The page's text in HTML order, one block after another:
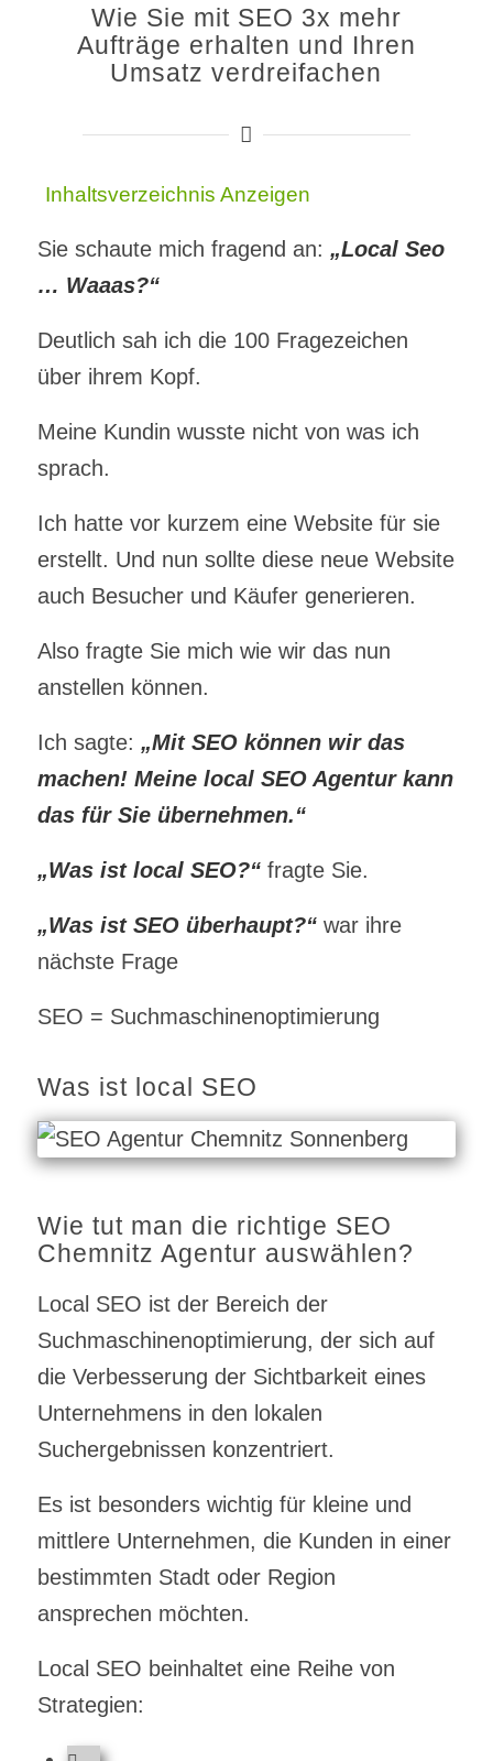
Wie Sie mit SEO 3x mehr
Aufträge erhalten und Ihren
Umsatz verdreifachen
Inhaltsverzeichnis Anzeigen
Sie schaute mich fragend an: „Local Seo
… Waaas?“
Deutlich sah ich die 100 Fragezeichen
über ihrem Kopf.
Meine Kundin wusste nicht von was ich
sprach.
Ich hatte vor kurzem eine Website für sie
erstellt. Und nun sollte diese neue Website
auch Besucher und Käufer generieren.
Also fragte Sie mich wie wir das nun
anstellen können.
Ich sagte: „Mit SEO können wir das
machen! Meine local SEO Agentur kann
das für Sie übernehmen.“
„Was ist local SEO?“fragte Sie.
„Was ist SEO überhaupt?“war ihre
nächste Frage
SEO = Suchmaschinenoptimierung
Was ist local SEO
Wie tut man die richtige SEO
Chemnitz Agentur auswählen?
Local SEO ist der Bereich der
Suchmaschinenoptimierung, der sich auf
die Verbesserung der Sichtbarkeit eines
Unternehmens in den lokalen
Suchergebnissen konzentriert.
Es ist besonders wichtig für kleine und
mittlere Unternehmen, die Kunden in einer
bestimmten Stadt oder Region
ansprechen möchten.
Local SEO beinhaltet eine Reihe von
Strategien: